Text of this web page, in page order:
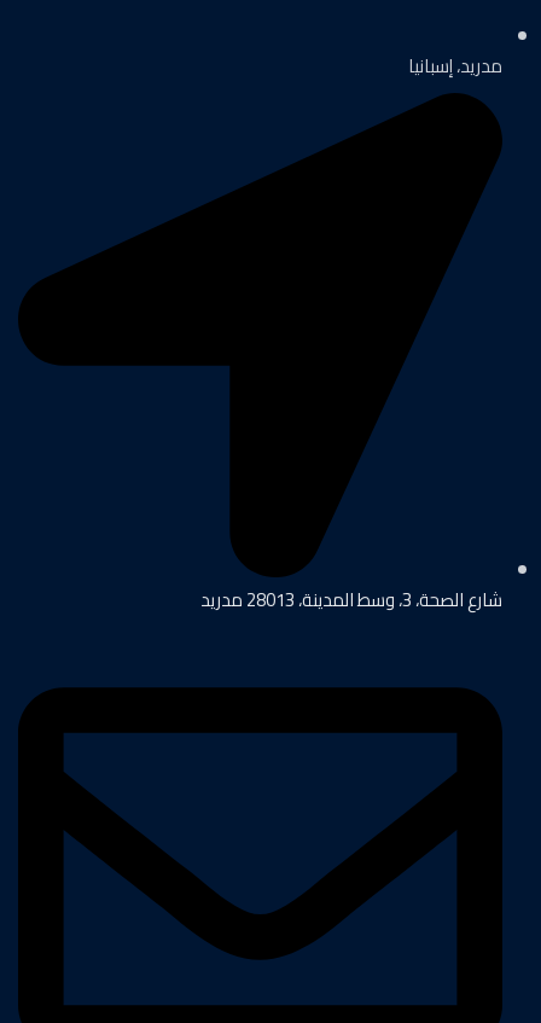
مدريد، إسبانيا
شارع الصحة، 3، وسط المدينة، 28013 مدريد